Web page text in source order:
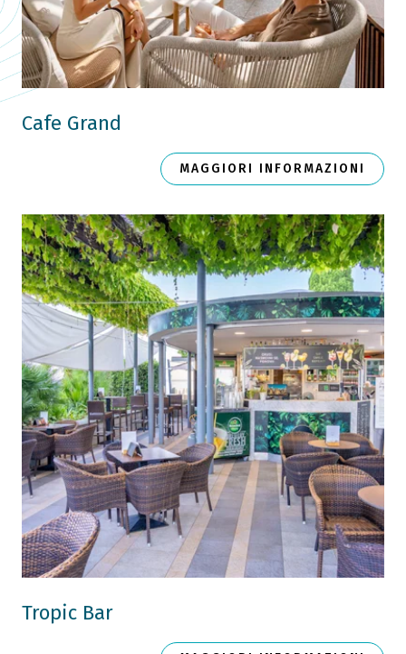
Cafe Grand
MAGGIORI INFORMAZIONI
Tropic Bar